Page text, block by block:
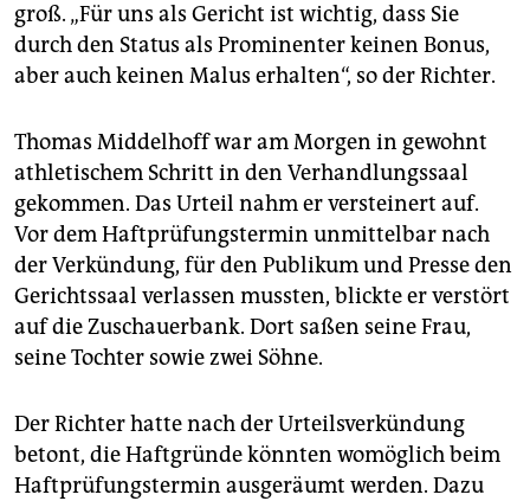
groß. „Für uns als Gericht ist wichtig, dass Sie
durch den Status als Prominenter keinen Bonus,
aber auch keinen Malus erhalten“, so der Richter.
Thomas Middelhoff war am Morgen in gewohnt
athletischem Schritt in den Verhandlungssaal
gekommen. Das Urteil nahm er versteinert auf.
Vor dem Haftprüfungstermin unmittelbar nach
der Verkündung, für den Publikum und Presse den
Gerichtssaal verlassen mussten, blickte er verstört
auf die Zuschauerbank. Dort saßen seine Frau,
seine Tochter sowie zwei Söhne.
Der Richter hatte nach der Urteilsverkündung
betont, die Haftgründe könnten womöglich beim
Haftprüfungstermin ausgeräumt werden. Dazu